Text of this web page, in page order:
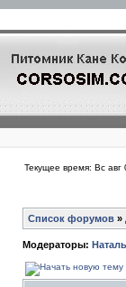
Текущее время: Вс
Список форумов »
Модераторы: